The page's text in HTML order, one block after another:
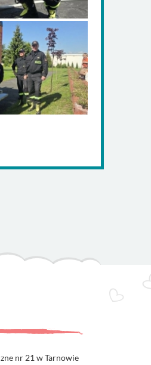
nr 21 w Tarnowie